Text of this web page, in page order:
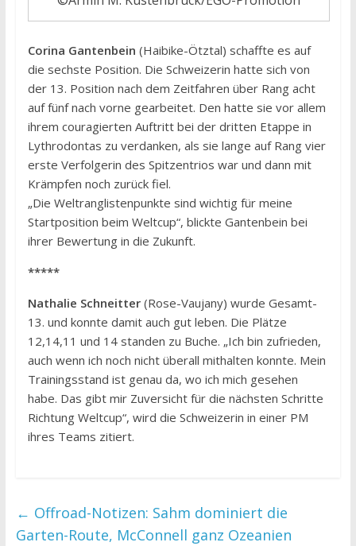
Corina Gantenbein (Haibike-Ötztal) schaffte es auf
die sechste Position. Die Schweizerin hatte sich von
der 13. Position nach dem Zeitfahren über Rang acht
auf fünf nach vorne gearbeitet. Den hatte sie vor allem
ihrem couragierten Auftritt bei der dritten Etappe in
Lythrodontas zu verdanken, als sie lange auf Rang vier
erste Verfolgerin des Spitzentrios war und dann mit
Krämpfen noch zurück fiel.
„Die Weltranglistenpunkte sind wichtig für meine
Startposition beim Weltcup“, blickte Gantenbein bei
ihrer Bewertung in die Zukunft.
*****
Nathalie Schneitter(Rose-Vaujany) wurde Gesamt-
13. und konnte damit auch gut leben. Die Plätze
12,14,11 und 14 standen zu Buche. „Ich bin zufrieden,
auch wenn ich noch nicht überall mithalten konnte. Mein
Trainingsstand ist genau da, wo ich mich gesehen
habe. Das gibt mir Zuversicht für die nächsten Schritte
Richtung Weltcup“, wird die Schweizerin in einer PM
ihres Teams zitiert.
← Offroad-Notizen: Sahm dominiert die
Garten-Route, McConnell ganz Ozeanien